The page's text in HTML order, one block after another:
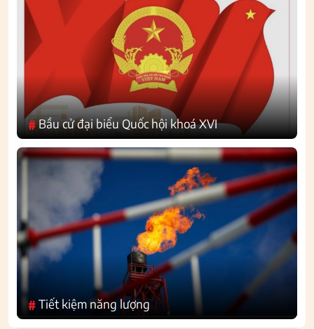
#Bầu cử đại biểu Quốc hội khoá XVI
#Tiết kiệm năng lượng